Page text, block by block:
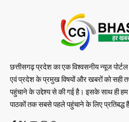
छत्तीसगढ़ प्रदेश का एक विश्वसनीय न्यूज
एवं प्रदेश के प्रमुख विषयों और खबरों को सही
पहुंचाने के उद्देश्य से की गई है। इसके साथ ही
पाठकों तक सबसे पहले पहुंचाने के लिए प्रतिबद्ध